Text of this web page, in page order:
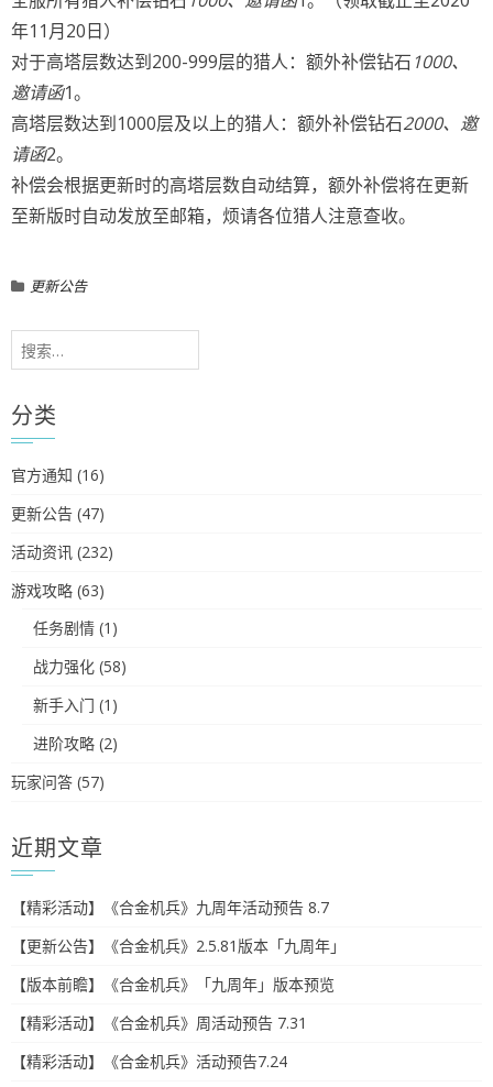
年11月20日）
对于高塔层数达到200-999层的猎人：额外补偿钻石 1000、
邀请函1。
高塔层数达到1000层及以上的猎人：额外补偿钻石2000、邀
请函2。
补偿会根据更新时的高塔层数自动结算，额外补偿将在更新
至新版时自动发放至邮箱，烦请各位猎人注意查收。
更新公告
搜
索：
分类
官方通知 (16)
更新公告 (47)
活动资讯 (232)
游戏攻略 (63)
任务剧情 (1)
战力强化 (58)
新手入门 (1)
进阶攻略 (2)
玩家问答 (57)
近期文章
【精彩活动】《合金机兵》九周年活动预告 8.7
【更新公告】《合金机兵》2.5.81版本「九周年」
【版本前瞻】《合金机兵》「九周年」版本预览
【精彩活动】《合金机兵》周活动预告 7.31
【精彩活动】《合金机兵》活动预告7.24